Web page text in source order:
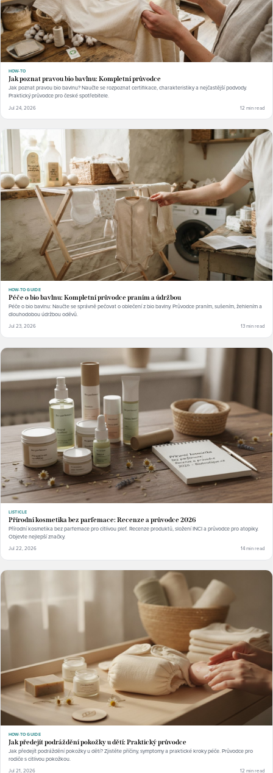
HOW-TO
Jak poznat pravou bio bavlnu: Kompletní průvodce
Jak poznat pravou bio bavlnu? Naučte se rozpoznat certifikace, charakteristiky a nejčastější podvody.
Praktický průvodce pro české spotřebitele.
Jul 24, 2026 12 min read
HOW-TO GUIDE
Péče o bio bavlnu: Kompletní průvodce praním a údržbou
Péče o bio bavlnu: Naučte se správně pečovat o oblečení z bio bavlny. Průvodce praním, sušením, žehlením a
dlouhodobou údržbou oděvů.
Jul 23, 2026 13 min read
LISTICLE
Přírodní kosmetika bez parfemace: Recenze a průvodce 2026
Přírodní kosmetika bez parfemace pro citlivou pleť. Recenze produktů, složení INCI a průvodce pro atopiky.
Objevte nejlepší značky.
Jul 22, 2026 14 min read
HOW-TO GUIDE
Jak předejít podráždění pokožky u dětí: Praktický průvodce
Jak předejít podráždění pokožky u dětí? Zjistěte příčiny, symptomy a praktické kroky péče. Průvodce pro
rodiče s citlivou pokožkou.
Jul 21, 2026 12 min read